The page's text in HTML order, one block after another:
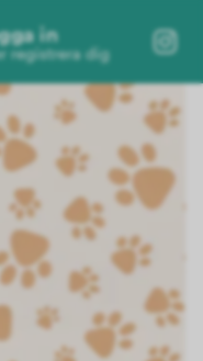
in
registrera dig